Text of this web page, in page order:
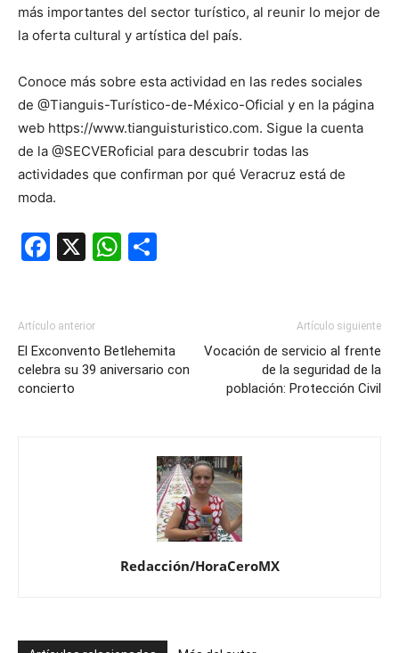
más importantes del sector turístico, al reunir lo mejor de
la oferta cultural y artística del país.
Conoce más sobre esta actividad en las redes sociales
de @Tianguis-Turístico-de-México-Oficial y en la página
web https://www.tianguisturistico.com. Sigue la cuenta
de la @SECVERoficial para descubrir todas las
actividades que confirman por qué Veracruz está de
moda.
Facebook
X WhatsApp
Artículo anterior
El Exconvento Betlehemita
celebra su 39 aniversario con
concierto
Artículo siguiente
Vocación de servicio al frente
de la seguridad de la
población: Protección Civil
Redacción/HoraCeroMX